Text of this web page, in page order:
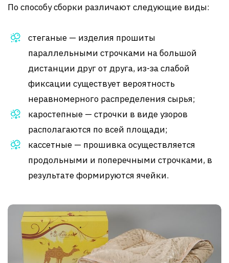
По способу сборки различают следующие виды:
стеганые — изделия прошиты
параллельными строчками на большой
дистанции друг от друга, из-за слабой
фиксации существует вероятность
неравномерного распределения сырья;
каростепные — строчки в виде узоров
располагаются по всей площади;
кассетные — прошивка осуществляется
продольными и поперечными строчками, в
результате формируются ячейки.